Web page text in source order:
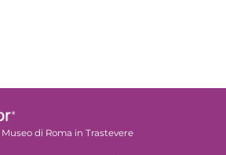
Museo di Roma in Trastevere